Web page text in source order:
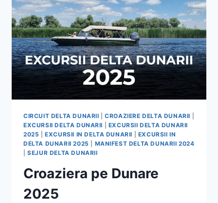
CIRCUIT DELTA DUNARII |CROAZIERE DELTA DUNARII
EXCURSII DELTA DUNARII
EXCURSII DELTA DUNARII
2025 |EXCURSII IN DELTA DUNARII
EXCURSII IN
DELTA DUNARII 2025
MANIFEST DELTA DUNARII 2024
|SEJUR DELTA DUNARII
Croaziera pe Dunare
2025